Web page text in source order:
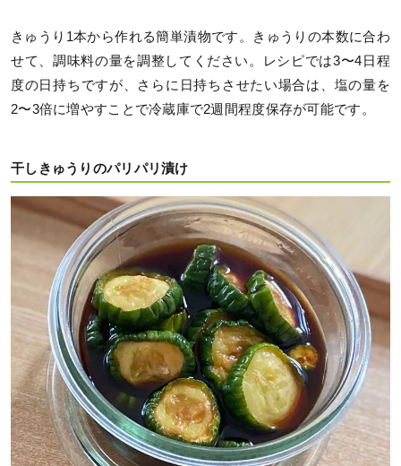
きゅうり1本から作れる簡単漬物です。きゅうりの本数に合わ
せて、調味料の量を調整してください。レシピでは3〜4日程
度の日持ちですが、さらに日持ちさせたい場合は、塩の量を
2〜3倍に増やすことで冷蔵庫で2週間程度保存が可能です。
干しきゅうりのパリパリ漬け